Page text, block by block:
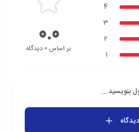
4
3
2
1
0.0بر اساس 0 دیدگاه
بنویسید ...